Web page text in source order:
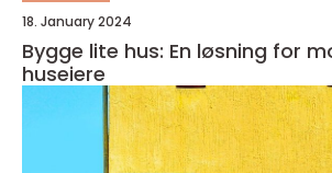
18. January 2024
Bygge lite hus: En løsning for
huseiere